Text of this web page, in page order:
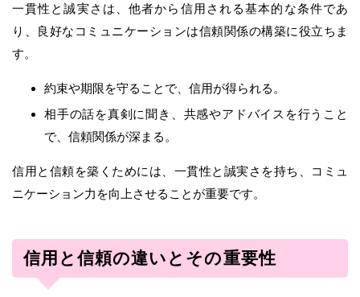
一貫性と誠実さは、他者から信用される基本的な条件であ
り、良好なコミュニケーションは信頼関係の構築に役立ちま
す。
約束や期限を守ることで、信用が得られる。
相手の話を真剣に聞き、共感やアドバイスを行うこと
で、信頼関係が深まる。
信用と信頼を築くためには、一貫性と誠実さを持ち、コミュ
ニケーション力を向上させることが重要です。
信用と信頼の違いとその重要性